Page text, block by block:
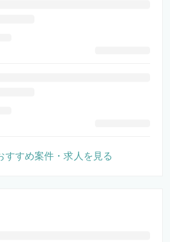
すすめ案件・求人を見る